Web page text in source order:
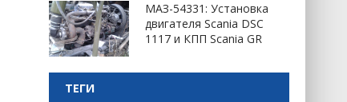
МАЗ-54331: Установка
двигателя Scania DSC
1117 и КПП Scania GR
ТЕГИ